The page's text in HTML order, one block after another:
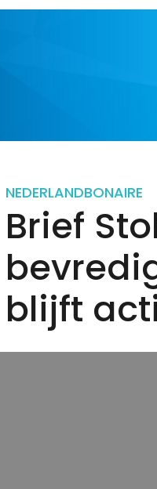
NEDERLANDBONAIRE
Brief
blijft